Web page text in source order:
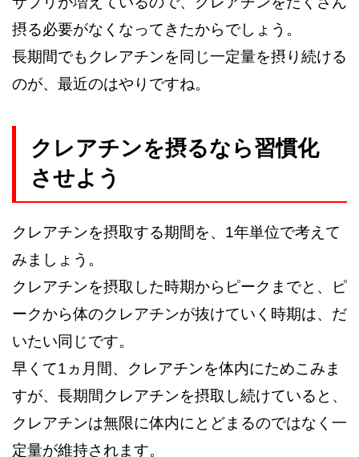
摂る必要がなくなってきたからでしょう。
長期間でもクレアチンを同じ一定量を摂り続ける
のが、最近のはやりですね。
クレアチンを摂るなら習慣化
させよう
クレアチンを摂取する期間を、1年単位で考えて
みましょう。
クレアチンを摂取した時期からピークまでと、ピ
ークから体のクレアチンが抜けていく時期は、だ
いたい同じです。
早くて1ヵ月間、クレアチンを体内にためこみま
すが、長期間クレアチンを摂取し続けていると、
クレアチンは無限に体内にとどまるのではなく一
定量が維持されます。